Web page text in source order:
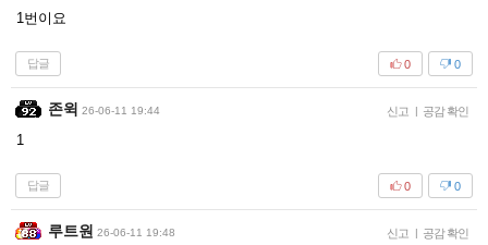
1번이요
답글 0
0
존윅 26-06-11 19:44 신고 | 공감 확인
1
답글 0
0
루트원 26-06-11 19:48 신고 | 공감 확인